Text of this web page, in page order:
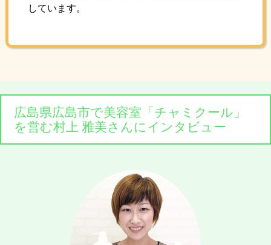
しています。
広島県広島市で美容室「チャミクール」
を営む村上 雅美さんにインタビュー